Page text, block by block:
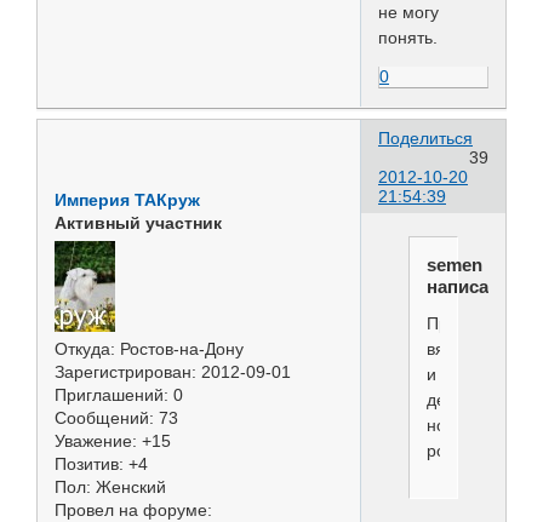
не могу
понять.
0
Поделиться
39
2012-10-20
21:54:39
Империя ТАКруж
Активный участник
Откуда: Ростов-на-Дону
Зарегистрирован: 2012-09-01
Приглашений: 0
Сообщений: 73
Уважение: +15
Позитив: +4
Пол: Женский
Провел на форуме:
semen
написал(а):
Прекрасно
вяжут,
и
дети
нормальные
рождаются,